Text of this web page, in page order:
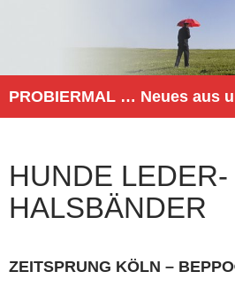
HUNDE LEDER-
HALSBÄNDER
ZEITSPRUNG KÖLN –